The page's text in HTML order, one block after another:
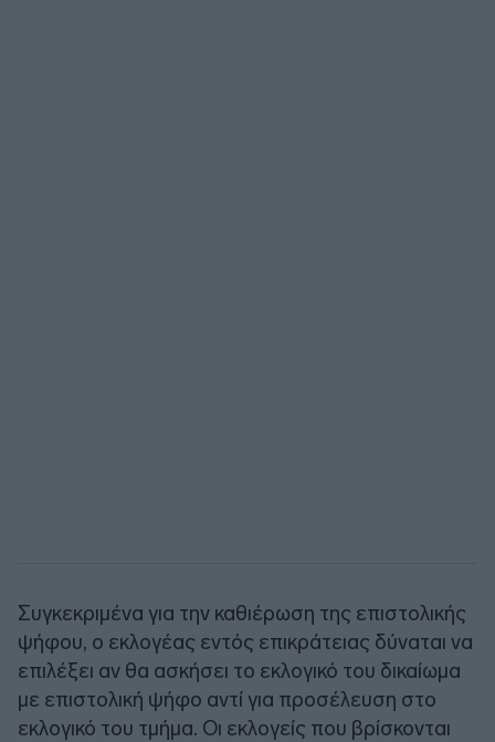
Συγκεκριμένα για την καθιέρωση της επιστολικής
ψήφου, ο εκλογέας εντός επικράτειας δύναται να
επιλέξει αν θα ασκήσει το εκλογικό του δικαίωμα
με επιστολική ψήφο αντί για προσέλευση στο
εκλογικό του τμήμα. Οι εκλογείς που βρίσκονται